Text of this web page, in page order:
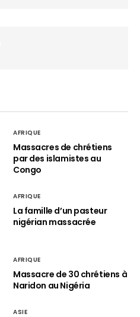
AFRIQUE
Massacres de chrétiens
par des islamistes au
Congo
AFRIQUE
La famille d’un pasteur
nigérian massacrée
AFRIQUE
Massacre de 30 chrétiens à
Naridon au Nigéria
ASIE